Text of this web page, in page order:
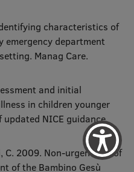
characteristics of
emergency department
Manag Care.
and initial
in children younger
NICE guidance.
C. 2009. Non-urgent use of
of the Bambino Gesù